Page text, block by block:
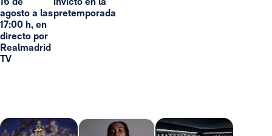
agosto a las
17:00 h, en
directo por
Realmadrid
TV
pretemporada